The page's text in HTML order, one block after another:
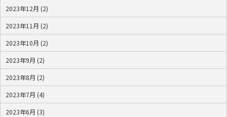
2023年12月 (2)
2023年11月 (2)
2023年10月 (2)
2023年9月 (2)
2023年8月 (2)
2023年7月 (4)
2023年6月 (3)